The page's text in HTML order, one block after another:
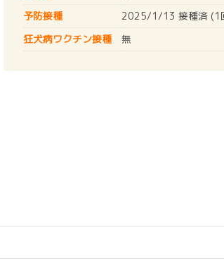
予防接種
2025/1/13 接種済 (1
狂犬病ワクチン接種 無